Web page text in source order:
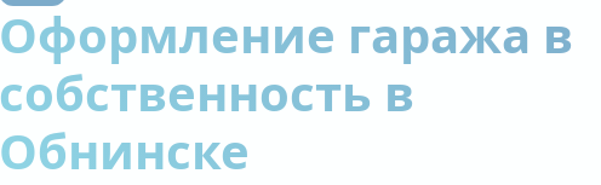
Оформление гаража в
собственность в
Обнинске